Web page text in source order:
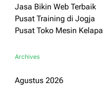
Jasa Bikin Web Terbaik
Pusat Training di Jogja
Pusat Toko Mesin Kelapa
Archives
Agustus 2026